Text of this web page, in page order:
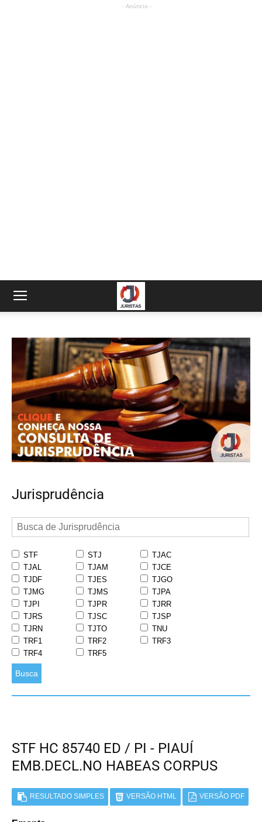
- Anúncio -
Jurisprudência
STF STJ
TJAC
TJAL
TJAM
TJCE
TJDF
TJES
TJGO
TJMG
TJMS
TJPA
TJPI
TJPR
TJRR
TJRS
TJSC
TJSP
TJRN
TJTO
TNU
TRF1
TRF2
TRF3
TRF4
TRF5
Busca
STF HC 85740 ED / PI - PIAUÍ
EMB.DECL.NO HABEAS CORPUS
RESULTADO SIMPLES VERSÃO HTML VERSÃO PDF